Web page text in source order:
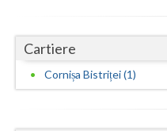
Ialomita
Iasi
Cartiere
Cornișa Bistriței (1)